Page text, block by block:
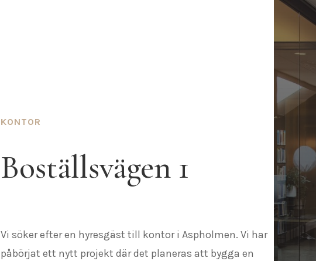
KONTOR
Boställsvägen 1
Vi söker efter en hyresgäst till kontor i Aspholmen. Vi har
påbörjat ett nytt projekt där det planeras att bygga en